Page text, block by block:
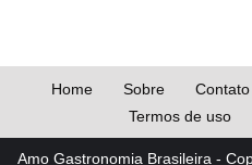
Home Sobre Contato
Termos de uso
Amo Gastronomia Brasileira -